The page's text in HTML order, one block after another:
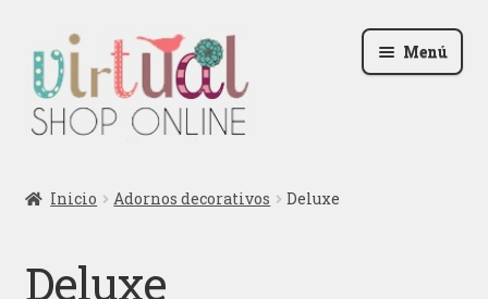
la
navegación
al
contenido
Menú
Contactar
Inicio Adornos decorativos Deluxe
Deluxe